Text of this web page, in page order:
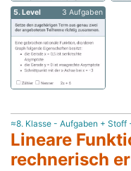
5. Level 3 Aufgaben
≈8. Klasse - Aufgaben + Stoff
Lineare
rechnerisch